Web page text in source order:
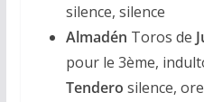
silence, silence
Almadén Toros de
pour le 3ème,
Tendero silence,